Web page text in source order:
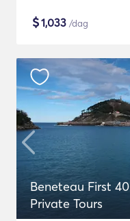
$1,033 /dag
Beneteau First
Private Tours